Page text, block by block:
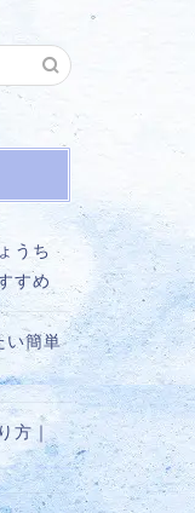
うち
すめ
い簡単
方｜